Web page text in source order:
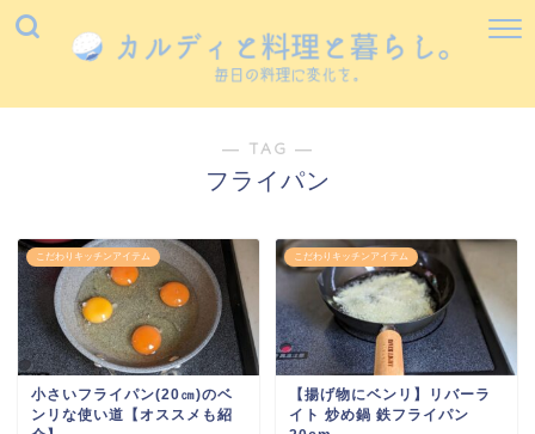
― TAG ―
フライパン
こだわりキッチンアイテム
小さいフライパン(20㎝)のベ
ンリな使い道【オススメも紹
こだわりキッチンアイテム
【揚げ物にベンリ】リバーラ
イト 炒め鍋 鉄フライパン